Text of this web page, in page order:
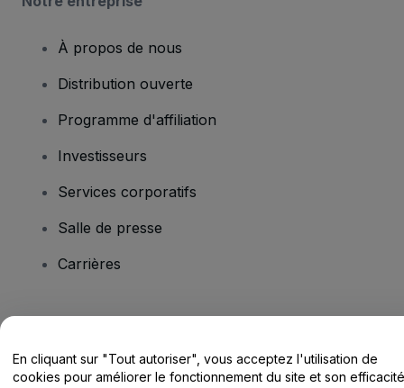
À propos de nous
Distribution ouverte
Programme d'affiliation
Investisseurs
Services corporatifs
Salle de presse
Carrières
Centre d'assistance / Nous contacter
En cliquant sur "Tout autoriser", vous acceptez l'utilisation de
cookies pour améliorer le fonctionnement du site et son efficacité